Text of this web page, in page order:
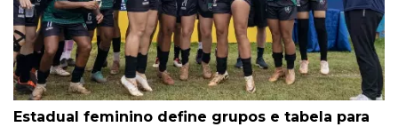
Estadual feminino define grupos e tabela para